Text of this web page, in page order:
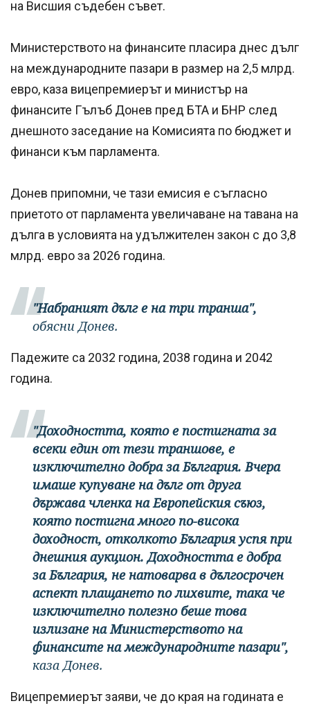
на Висшия съдебен съвет.
Министерството на финансите пласира днес дълг
на международните пазари в размер на 2,5 млрд.
евро, каза вицепремиерът и министър на
финансите Гълъб Донев пред БТА и БНР след
днешното заседание на Комисията по бюджет и
финанси към парламента.
Донев припомни, че тази емисия е съгласно
приетото от парламента увеличаване на тавана на
дълга в условията на удължителен закон с до 3,8
млрд. евро за 2026 година.
"Набраният дълг е на три транша",
обясни Донев.
Падежите са 2032 година, 2038 година и 2042
година.
"Доходността, която е постигната за
всеки един от тези траншове, е
изключително добра за България. Вчера
имаше купуване на дълг от друга
държава членка на Европейския съюз,
която постигна много по-висока
доходност, отколкото България успя при
днешния аукцион. Доходността е добра
за България, не натоварва в дългосрочен
аспект плащането по лихвите, така че
изключително полезно беше това
излизане на Министерството нa
финансите на международните пазари",
каза Донев.
Вицепремиерът заяви, че до края на годината е